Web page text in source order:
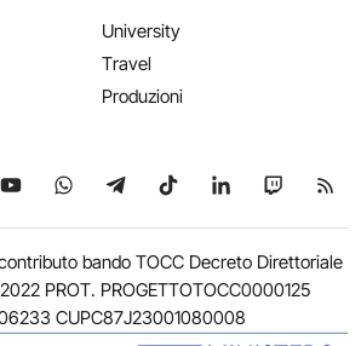
University
Travel
Produzioni
su X
Seguici su YouTube
Seguici su WhatsApp
Seguici su Telegram
Seguici su TikTok
Seguici su
Seguici
bando TOCC Decreto Direttoriale
PROT. PROGETTOTOCC0000125
CUPC87J23001080008